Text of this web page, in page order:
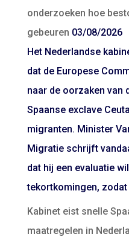
onderzoeken hoe
gebeuren 03/08/2026
Het Nederlandse
dat de Europese
naar de oorzaken van
Spaanse exclave
migranten. Minister
Migratie schrijft
dat hij een evaluatie
tekortkomingen,
Kabinet eist snelle
maatregelen in